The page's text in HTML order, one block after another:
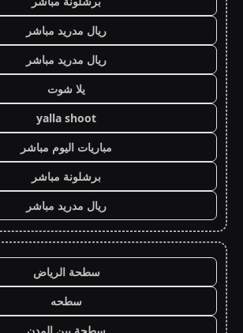
ريال مدريد مباشر
ريال مدريد مباشر
يلا شوت
yalla shoot
مباريات اليوم مباشر
برشلونة مباشر
ريال مدريد مباشر
سطحة الرياض
سطحه
سطحة بين المدن